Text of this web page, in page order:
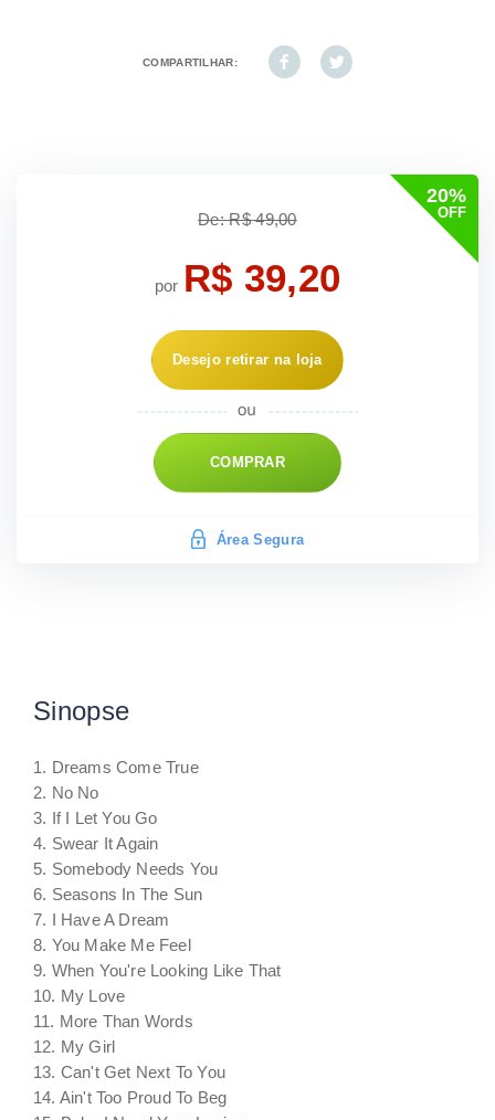
COMPARTILHAR:
20%
OFF
De: R$ 49,00
por R$ 39,20
Desejo retirar na loja
COMPRAR
Área Segura
Sinopse
1. Dreams Come True
2. No No
3. If I Let You Go
4. Swear It Again
5. Somebody Needs You
6. Seasons In The Sun
7. I Have A Dream
8. You Make Me Feel
9. When You're Looking Like That
10. My Love
11. More Than Words
12. My Girl
13. Can't Get Next To You
14. Ain't Too Proud To Beg